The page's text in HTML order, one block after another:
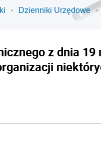
Dzienniki Urzędowe
z dnia